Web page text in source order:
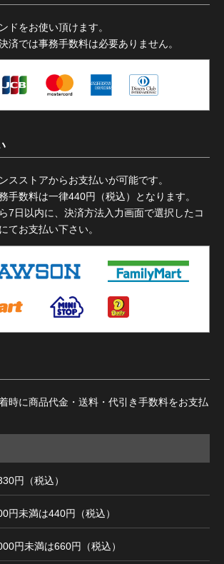
ドをお使い頂けます。
済では事務手数料は必要ありません。
スストアからお支払いが可能です。
手数料は一律440円（税込）となります。
7日以内に、決済方法入力画面で選択したコ
てお支払い下さい。
時に商品代金・送料・代引き手数料をお支払
円（税込）
円未満は440円（税込）
円未満は660円（税込）